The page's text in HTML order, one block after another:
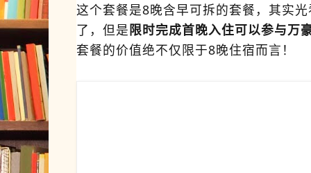
这个套餐是8晚含早可拆的套餐，其实
了，但是限时完成首晚入住可以参与万
套餐的价值绝不仅限于8晚住宿而言！